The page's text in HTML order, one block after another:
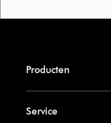
Producten
Service